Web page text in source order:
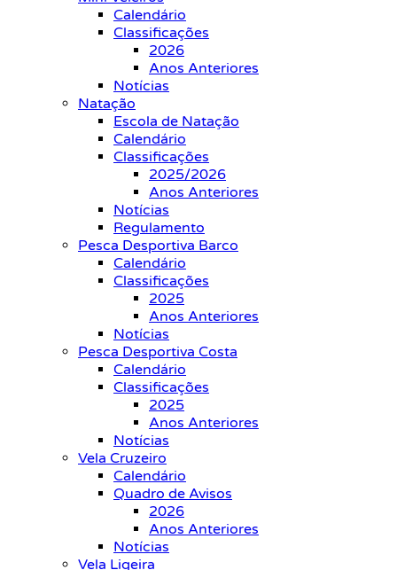
Calendário
Classificações
2026
Anos Anteriores
Notícias
Natação
Escola de Natação
Calendário
Classificações
2025/2026
Anos Anteriores
Notícias
Regulamento
Pesca Desportiva Barco
Calendário
Classificações
2025
Anos Anteriores
Notícias
Pesca Desportiva Costa
Calendário
Classificações
2025
Anos Anteriores
Notícias
Vela Cruzeiro
Calendário
Quadro de Avisos
2026
Anos Anteriores
Notícias
Vela Ligeira